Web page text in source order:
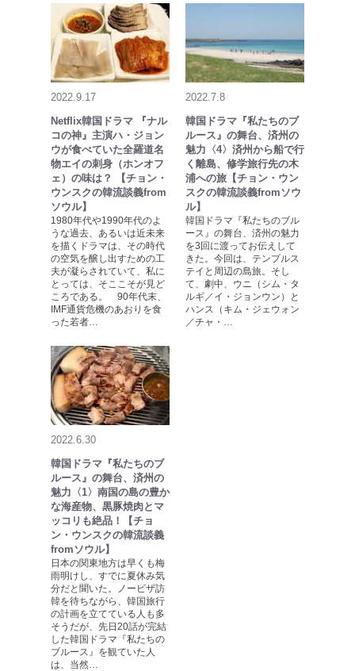
2022.9.17
Netflix韓国ドラマ 『ナル
コの神』主演ハ・ジョン
ウが食べていた全羅道名
物エイの刺身（ホンオフ
ェ）の味は？ 【チョン・
ウンスクの韓流談義from
ソウル】
1980年代や1990年代のよ
うな過去、あるいは近未来
を描くドラマは、その時代
の空気を醸し出すための工
夫が凝らされていて、私に
とっては、そここそが見ど
ころである。 90年代末、
IMF通貨危機のあおりを食
った若者…
2022.7.8
韓国ドラマ『私たちのブ
ルース』の舞台、済州の
魅力〈4〉済州から船で行
く離島、修学旅行先の木
浦への旅【チョン・ウン
スクの韓流談義fromソウ
ル】
韓国ドラマ『私たちのブル
ース』の舞台、済州の魅力
を3回に渡ってお伝えして
きた。今回は、テンプルス
テイと周辺の島旅。そし
て、劇中、ウニ（シム・タ
ルギ／イ・ジョンウン）と
ハンス（キム・ジェウォン
／チャ・…
2022.6.30
韓国ドラマ『私たちのブ
ルース』の舞台、済州の
魅力〈1〉南国の島の豊か
な海産物、黒豚焼肉とマ
ッコリも絶品！【チョ
ン・ウンスクの韓流談義
fromソウル】
日本の関東地方は早くも梅
雨明けし、すでに夏休み気
分だと聞いた。ノービザ訪
韓を待ちながら、韓国旅行
の計画を立てている人も多
そうだが、先日20話が完結
した韓国ドラマ『私たちの
ブルース』を観ていた人
は、当然…